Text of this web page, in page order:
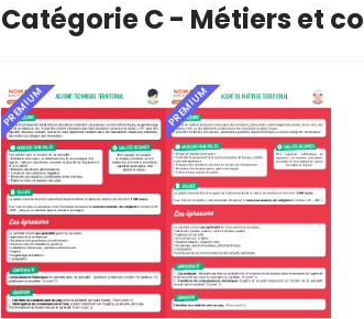
Catégorie C - Métiers et
PREMIUM PREMIUM